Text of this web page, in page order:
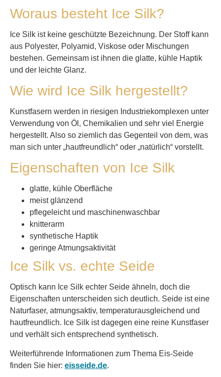
Woraus besteht Ice Silk?
Ice Silk ist keine geschützte Bezeichnung. Der Stoff kann
aus Polyester, Polyamid, Viskose oder Mischungen
bestehen. Gemeinsam ist ihnen die glatte, kühle Haptik
und der leichte Glanz.
Wie wird Ice Silk hergestellt?
Kunstfasern werden in riesigen Industriekomplexen unter
Verwendung von Öl, Chemikalien und sehr viel Energie
hergestellt. Also so ziemlich das Gegenteil von dem, was
man sich unter „hautfreundlich“ oder „natürlich“ vorstellt.
Eigenschaften von Ice Silk
glatte, kühle Oberfläche
meist glänzend
pflegeleicht und maschinenwaschbar
knitterarm
synthetische Haptik
geringe Atmungsaktivität
Ice Silk vs. echte Seide
Optisch kann Ice Silk echter Seide ähneln, doch die
Eigenschaften unterscheiden sich deutlich. Seide ist eine
Naturfaser, atmungsaktiv, temperaturausgleichend und
hautfreundlich. Ice Silk ist dagegen eine reine Kunstfaser
und verhält sich entsprechend synthetisch.
Weiterführende Informationen zum Thema Eis-Seide
finden Sie hier: eisseide.de.